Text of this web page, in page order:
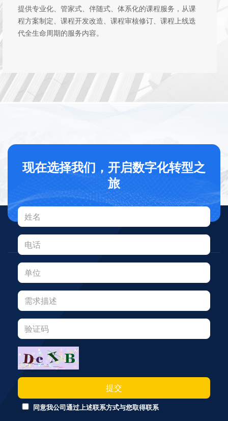
提供专业化、管家式、伴随式、体系化的课程服务，从课
程方案制定、课程开发改造、课程审核修订、课程上线迭
代全生命周期的服务内容。
现在选择我们，开启数字化转型之
旅
提交
同意我公司通过上述联系方式与您取得联系